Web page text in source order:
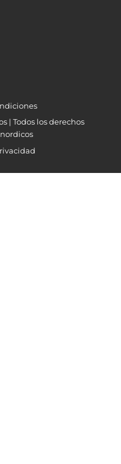
| Todos los derechos